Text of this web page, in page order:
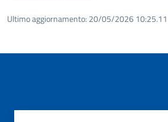
Ultimo aggiornamento: 20/05/2026 10:25.11